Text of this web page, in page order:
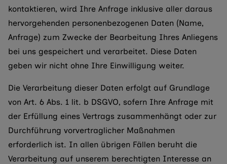
kontaktieren, wird Ihre Anfrage inklusive aller daraus
hervorgehenden personenbezogenen Daten (Name,
Anfrage) zum Zwecke der Bearbeitung Ihres Anliegens
bei uns gespeichert und verarbeitet. Diese Daten
geben wir nicht ohne Ihre Einwilligung weiter.
Die Verarbeitung dieser Daten erfolgt auf Grundlage
von Art. 6 Abs. 1 lit. b DSGVO, sofern Ihre Anfrage mit
der Erfüllung eines Vertrags zusammenhängt oder zur
Durchführung vorvertraglicher Maßnahmen
erforderlich ist. In allen übrigen Fällen beruht die
Verarbeitung auf unserem berechtigten Interesse an